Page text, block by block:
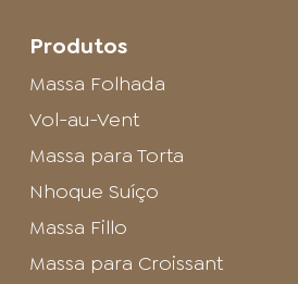
Produtos
Massa Folhada
Vol-au-Vent
Massa para Torta
Nhoque Suíço
Massa Fillo
Massa para Croissant